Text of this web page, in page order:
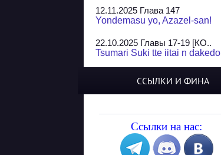
12.11.2025 Глава 147
Yondemasu yo, Azazel-san!
22.10.2025 Главы 17-19 [КО..
Tsumari Suki tte iitai n dakedo
Jungle Juice
Yozakura Shijuusou
08.08.2025 Глава 50
A Compendium of Ghosts
ССЫЛКИ И ФИНА
Ссылки на нас: